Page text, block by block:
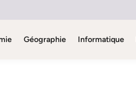
Géographie Informatique